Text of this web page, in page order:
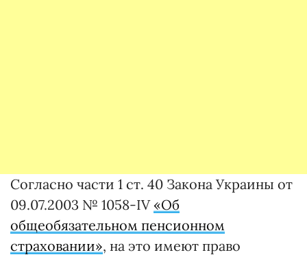
Согласно части 1 ст. 40 Закона Украины от
09.07.2003 № 1058-IV«Об
общеобязательном пенсионном
страховании», на это имеют право